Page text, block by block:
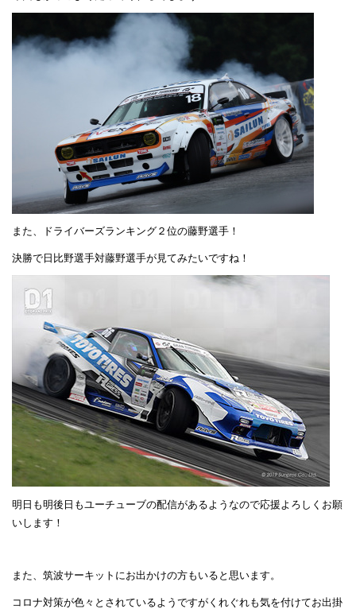
また、ドライバーズランキング２位の藤野選手！
決勝で日比野選手対藤野選手が見てみたいですね！
明日も明後日もユーチューブの配信があるようなので応援よろしくお願
いします！
また、筑波サーキットにお出かけの方もいると思います。
コロナ対策が色々とされているようですがくれぐれも気を付けてお出掛